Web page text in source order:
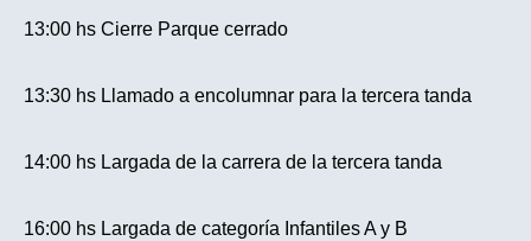
13:00 hs Cierre Parque cerrado
13:30 hs Llamado a encolumnar para la tercera tanda
14:00 hs Largada de la carrera de la tercera tanda
16:00 hs Largada de categoría Infantiles A y B